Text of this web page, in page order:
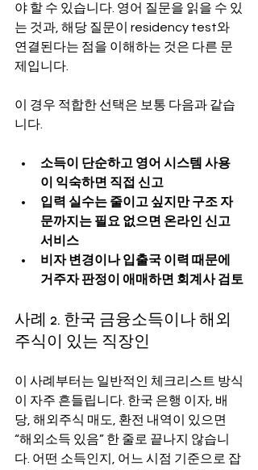
야 할 수 있습니다. 영어 질문을 읽을 수 있
는 것과, 해당 질문이 residency test와
연결된다는 점을 이해하는 것은 다른 문
제입니다.
이 경우 적합한 선택은 보통 다음과 같습
니다.
소득이 단순하고 영어 시스템 사용
이 익숙하면 직접 신고
입력 실수는 줄이고 싶지만 구조 자
문까지는 필요 없으면 온라인 신고
서비스
비자 변경이나 입출국 이력 때문에
거주자 판정이 애매하면 회계사 검토
사례 2. 한국 금융소득이나 해외
주식이 있는 직장인
이 사례부터는 일반적인 체크리스트 방식
이 자주 흔들립니다. 한국 은행 이자, 배
당, 해외주식 매도, 환전 내역이 있으면
“해외소득 있음” 한 줄로 끝나지 않습니
다. 어떤 소득인지, 어느 시점 기준으로 잡